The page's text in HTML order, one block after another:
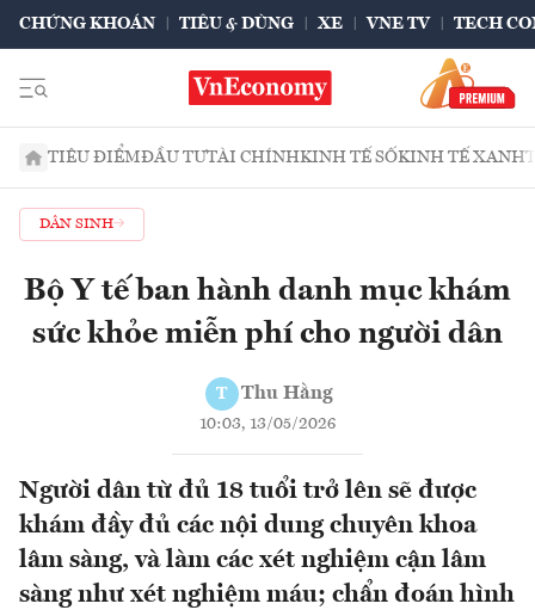
CHỨNG KHOÁN TIÊU & DÙNG XE VNE TV TECH
TIÊU ĐIỂMĐẦU TƯTÀI CHÍNHKINH TẾ SỐKINH TẾ XANH
DÂN SINH
Bộ Y tế ban hành danh mục khám
sức khỏe miễn phí cho người dân
T Thu Hằng
10:03, 13/05/2026
Người dân từ đủ 18 tuổi trở lên sẽ được
khám đầy đủ các nội dung chuyên khoa
lâm sàng, và làm các xét nghiệm cận lâm
sàng như xét nghiệm máu; chẩn đoán hình